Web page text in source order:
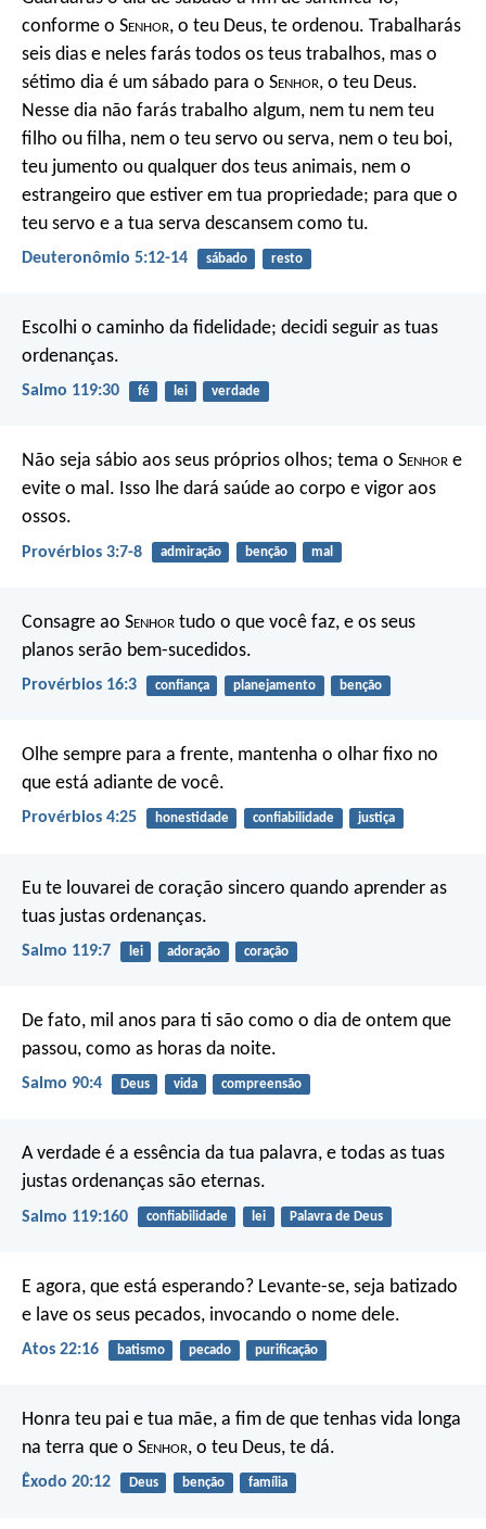
conforme o Senhor, o teu Deus, te ordenou. Trabalharás
seis dias e neles farás todos os teus trabalhos, mas o
sétimo dia é um sábado para o Senhor, o teu Deus.
Nesse dia não farás trabalho algum, nem tu nem teu
filho ou filha, nem o teu servo ou serva, nem o teu boi,
teu jumento ou qualquer dos teus animais, nem o
estrangeiro que estiver em tua propriedade; para que o
teu servo e a tua serva descansem como tu.
Deuteronômio 5:12-14 sábado resto
Escolhi o caminho da fidelidade; decidi seguir as tuas
ordenanças.
Salmo 119:30 fé lei verdade
Não seja sábio aos seus próprios olhos; tema o Senhor e
evite o mal. Isso lhe dará saúde ao corpo e vigor aos
ossos.
Provérbios 3:7-8 admiração benção mal
Consagre ao Senhor tudo o que você faz, e os seus
planos serão bem-sucedidos.
Provérbios 16:3 confiança planejamento benção
Olhe sempre para a frente, mantenha o olhar fixo no
que está adiante de você.
Provérbios 4:25 honestidade confiabilidade justiça
Eu te louvarei de coração sincero quando aprender as
tuas justas ordenanças.
Salmo 119:7 lei adoração coração
De fato, mil anos para ti são como o dia de ontem que
passou, como as horas da noite.
Salmo 90:4 Deus vida compreensão
A verdade é a essência da tua palavra, e todas as tuas
justas ordenanças são eternas.
Salmo 119:160 confiabilidade lei Palavra de Deus
E agora, que está esperando? Levante-se, seja batizado
e lave os seus pecados, invocando o nome dele.
Atos 22:16 batismo pecado purificação
Honra teu pai e tua mãe, a fim de que tenhas vida longa
na terra que o Senhor, o teu Deus, te dá.
Êxodo 20:12 Deus benção família